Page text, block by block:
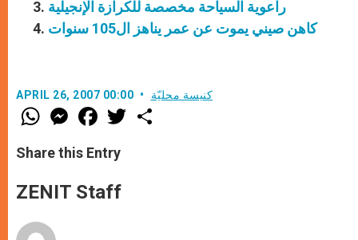
راعوية السياحة مخصصة للكرازة الإنجيلية
كاهن صيني يموت عن عمر يناهز ال105 سنوات
APRIL 26, 2007 00:00 كنيسة محليّة
W
h
t
s
p
p
M
e
s
e
g
e
F
a
e
b
o
k
w
Share this Entry
ZENIT Staff